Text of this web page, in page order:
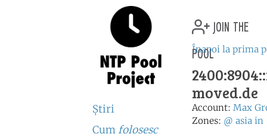
Ştiri
Cum folosesc
join the
pool
Înapoi la prima
moved.de
Account: Max
Zones: @ asia in